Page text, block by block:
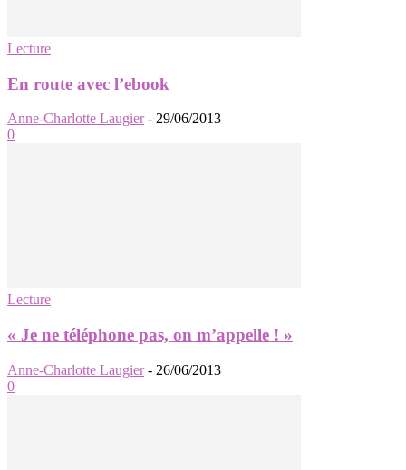
Lecture
En route avec l’ebook
Anne-Charlotte Laugier - 29/06/2013
0
Lecture
« Je ne téléphone pas, on m’appelle ! »
Anne-Charlotte Laugier - 26/06/2013
0